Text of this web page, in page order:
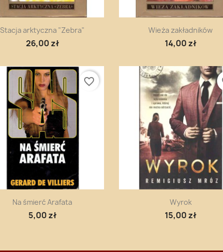
Szybki podgląd
Stacja arktyczna "Zebra"
26,00 zł
Szybki podgląd
Wieża zakładników
14,00 zł
Szybki podgląd
Na śmierć Arafata
5,00 zł
favorite_border
Szybki podgląd
Wyrok
15,00 zł